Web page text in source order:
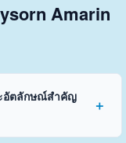
Amarin
อัตลักษณ์สำคัญ